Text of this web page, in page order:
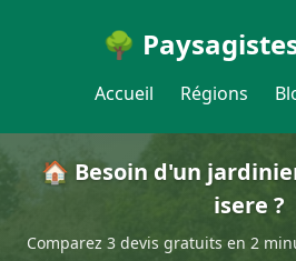
🌳
Accueil Régions
🏠 Besoin d'un
isere ?
Comparez 3 devis gratuits en 2